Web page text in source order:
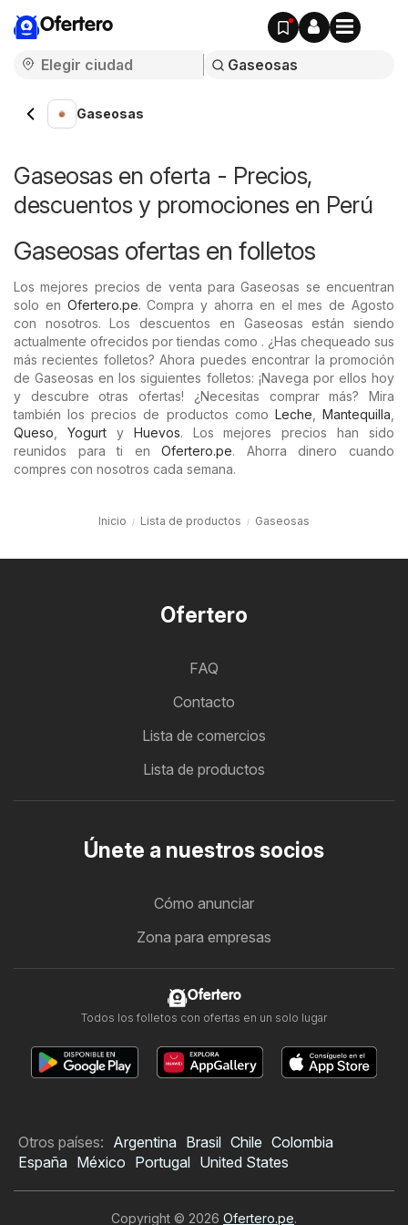
Ofertero
Gaseosas
Gaseosas en oferta - Precios,
descuentos y promociones en Perú
Gaseosas ofertas en folletos
Los mejores precios de venta para Gaseosas se encuentran
solo en Ofertero.pe. Compra y ahorra en el mes de Agosto
con nosotros. Los descuentos en Gaseosas están siendo
actualmente ofrecidos por tiendas como . ¿Has chequeado sus
más recientes folletos? Ahora puedes encontrar la promoción
de Gaseosas en los siguientes folletos: ¡Navega por ellos hoy
y descubre otras ofertas! ¿Necesitas comprar más? Mira
también los precios de productos como Leche ,Mantequilla
Queso
Yogurty Huevos. Los mejores precios han sido
reunidos para ti enOfertero.pe. Ahorra dinero cuando
compres con nosotros cada semana.
Inicio Lista de productos Gaseosas
Ofertero
FAQ
Contacto
Lista de comercios
Lista de productos
Únete a nuestros socios
Cómo anunciar
Zona para empresas
Ofertero
Todos los folletos con ofertas en un solo lugar
Otros países: Argentina Brasil Chile Colombia
España México Portugal United States
Copyright © 2026 Ofertero.pe.